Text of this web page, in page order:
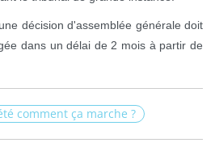
décision d'assemblée générale doit
dans un délai de 2 mois à partir de
comment ça marche ?